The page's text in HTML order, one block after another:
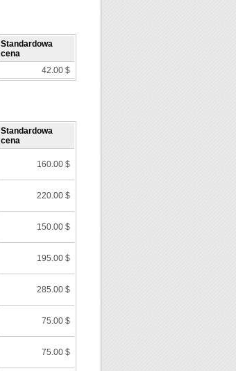
Standardowa
cena
42.00 $
Standardowa
cena
160.00 $
220.00 $
150.00 $
195.00 $
285.00 $
75.00 $
75.00 $